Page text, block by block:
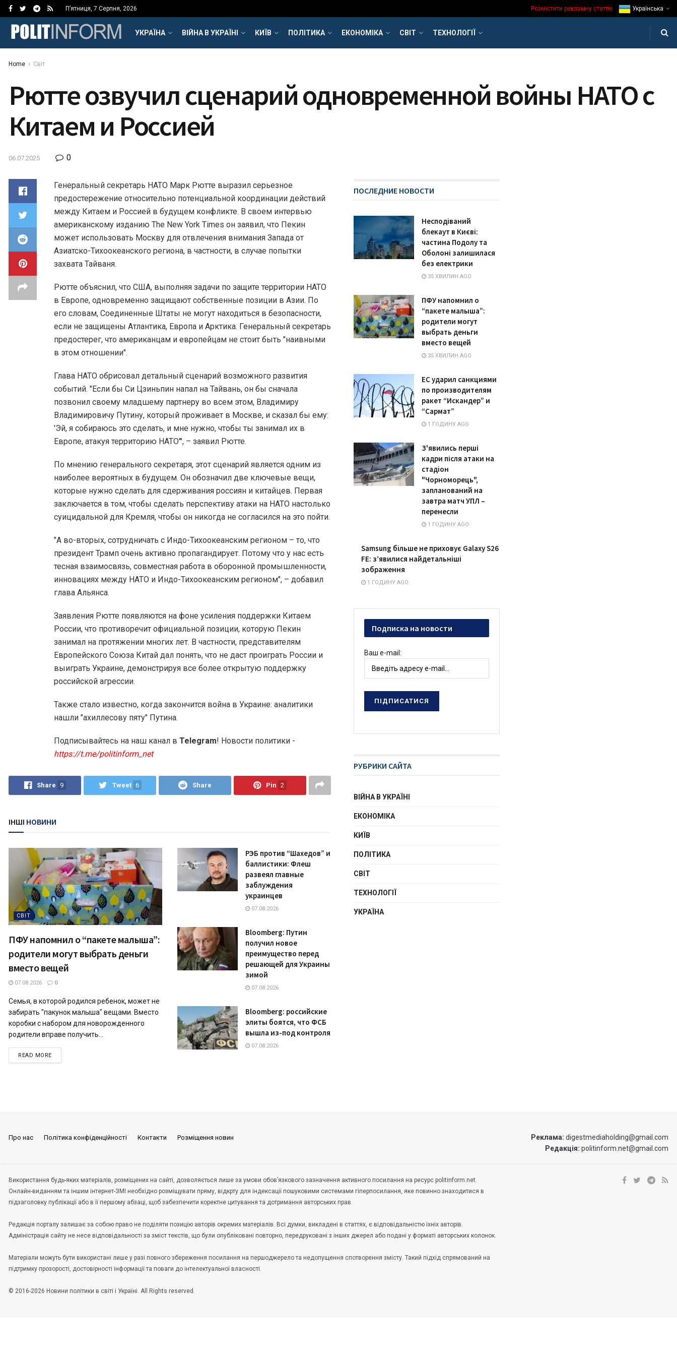
П’ятниця, 7 Серпня, 2026 Розмістити рекламну статтю Українська
УКРАЇНА ВІЙНА В УКРАЇНІ КИЇВ ПОЛІТИКА ЕКОНОМІКА СВІТ ТЕХНОЛОГІЇ
Home Світ
Рютте озвучил сценарий одновременной войны НАТО с
Китаем и Россией
06.07.2025 0
Генеральный секретарь НАТО Марк Рютте выразил серьезное
предостережение относительно потенциальной координации действий
между Китаем и Россией в будущем конфликте. В своем интервью
американскому изданию The New York Times он заявил, что Пекин
может использовать Москву для отвлечения внимания Запада от
Азиатско-Тихоокеанского региона, в частности, в случае попытки
захвата Тайваня.
Рютте объяснил, что США, выполняя задачи по защите территории НАТО
в Европе, одновременно защищают собственные позиции в Азии. По
его словам, Соединенные Штаты не могут находиться в безопасности,
если не защищены Атлантика, Европа и Арктика. Генеральный секретарь
предостерег, что американцам и европейцам не стоит быть "наивными
в этом отношении".
Глава НАТО обрисовал детальный сценарий возможного развития
событий. "Если бы Си Цзиньпин напал на Тайвань, он бы сначала
позвонил своему младшему партнеру во всем этом, Владимиру
Владимировичу Путину, который проживает в Москве, и сказал бы ему:
'Эй, я собираюсь это сделать, и мне нужно, чтобы ты занимал их в
Европе, атакуя территорию НАТО'", – заявил Рютте.
По мнению генерального секретаря, этот сценарий является одним из
наиболее вероятных в будущем. Он обозначил две ключевые вещи,
которые нужно сделать для сдерживания россиян и китайцев. Первая
заключается в том, чтобы сделать перспективу атаки на НАТО настолько
суицидальной для Кремля, чтобы он никогда не согласился на это пойти.
"А во-вторых, сотрудничать с Индо-Тихоокеанским регионом – то, что
президент Трамп очень активно пропагандирует. Потому что у нас есть
тесная взаимосвязь, совместная работа в оборонной промышленности,
инновациях между НАТО и Индо-Тихоокеанским регионом", – добавил
глава Альянса.
Заявления Рютте появляются на фоне усиления поддержки Китаем
России, что противоречит официальной позиции, которую Пекин
занимал на протяжении многих лет. В частности, представителям
Европейского Союза Китай дал понять, что не даст проиграть России и
выиграть Украине, демонстрируя все более открытую поддержку
российской агрессии.
Также стало известно, когда закончится война в Украине: аналитики
нашли "ахиллесову пяту" Путина.
Подписывайтесь на наш канал в Telegram! Новости политики -
https://t.me/politinform_net
Share 9 Tweet 6 Share Pin 2
ІНШІ НОВИНИ
СВІТ
ПФУ напомнил о “пакете малыша”:
родители могут выбрать деньги
вместо вещей
07.08.2026 0
Семья, в которой родился ребенок, может не
забирать "пакунок малыша" вещами. Вместо
коробки с набором для новорожденного
родители вправе получить...
READ MORE
РЭБ против “Шахедов” и
баллистики: Флеш
развеял главные
заблуждения
украинцев
07.08.2026
Bloomberg: Путин
получил новое
преимущество перед
решающей для Украины
зимой
07.08.2026
Bloomberg: российские
элиты боятся, что ФСБ
вышла из-под контроля
07.08.2026
ПОСЛЕДНИЕ НОВОСТИ
Несподіваний
блекаут в Києві:
частина Подолу та
Оболоні залишилася
без електрики
35 ХВИЛИН AGO
ПФУ напомнил о
“пакете малыша”:
родители могут
выбрать деньги
вместо вещей
35 ХВИЛИН AGO
ЕС ударил санкциями
по производителям
ракет “Искандер” и
“Сармат”
1 ГОДИНУ AGO
З'явились перші
кадри після атаки на
стадіон
"Чорноморець",
запланований на
завтра матч УПЛ –
перенесли
1 ГОДИНУ AGO
Samsung більше не приховує Galaxy S26
FE: з’явилися найдетальніші
зображення
1 ГОДИНУ AGO
Подписка на новости
Ваш e-mail:
РУБРИКИ САЙТА
ВІЙНА В УКРАЇНІ
ЕКОНОМІКА
КИЇВ
ПОЛІТИКА
СВІТ
ТЕХНОЛОГІЇ
УКРАЇНА
Про нас Політика конфіденційності Контакти Розміщення новин Реклама: digestmediaholding@gmail.com
Редакція: politinform.net@gmail.com
Використання будь-яких матеріалів, розміщених на сайті, дозволяється лише за умови обов’язкового зазначення активного посилання на ресурс politinform.net.
Онлайн-виданням та іншим інтернет-ЗМІ необхідно розміщувати пряму, відкрту для індексації пошуковими системами гіперпосилання, яке повинно знаходитися в
підзаголовку публікації або в її першому абзаці, щоб забезпечити коректне цитування та дотримання авторських прав.
Редакція порталу залишає за собою право не поділяти позицію авторів окремих матеріалів. Всі думки, викладені в статтях, є відповідальністю їхніх авторів.
Адміністрація сайту не несе відповідальності за зміст текстів, що були опубліковані повторно, передруковані з інших джерел або подані у форматі авторських колонок.
Матеріали можуть бути використані лише у разі повного збереження посилання на першоджерело та недопущення спотворення змісту. Такий підхід спрямований на
підтримку прозорості, достовірності інформації та поваги до інтелектуальної власності.
© 2016-2026 Новини політики в світі і Україні. All Rights reserved.